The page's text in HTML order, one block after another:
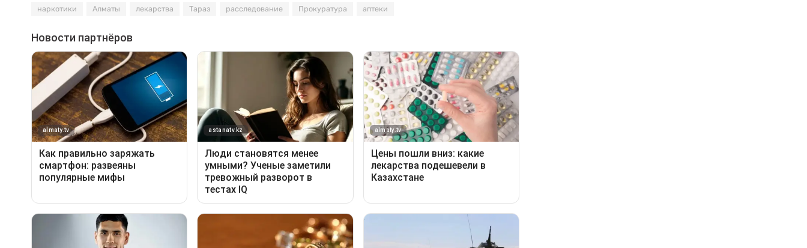
наркотики Алматы лекарства Тараз расследование Прокуратура аптеки